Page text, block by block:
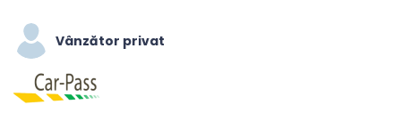
Vânzător privat